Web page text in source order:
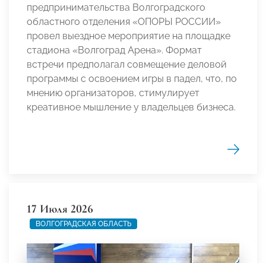
предпринимательства Волгоградского
областного отделения «ОПОРЫ РОССИИ»
провел выездное мероприятие на площадке
стадиона «Волгоград Арена». Формат
встречи предполагал совмещение деловой
программы с освоением игры в падел, что, по
мнению организаторов, стимулирует
креативное мышление у владельцев бизнеса.
17 Июля 2026
ВОЛГОГРАДСКАЯ ОБЛАСТЬ